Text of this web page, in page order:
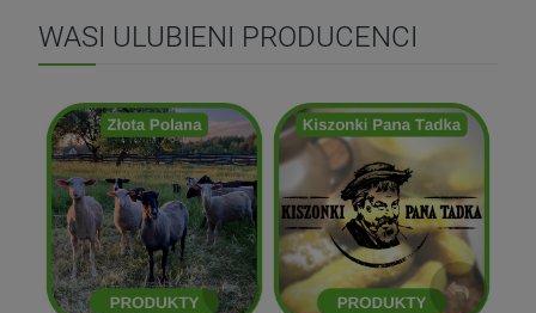
WASI ULUBIENI PRODUCENCI
Złota Polana Kiszonki Pana Tadka
ZOBACZ